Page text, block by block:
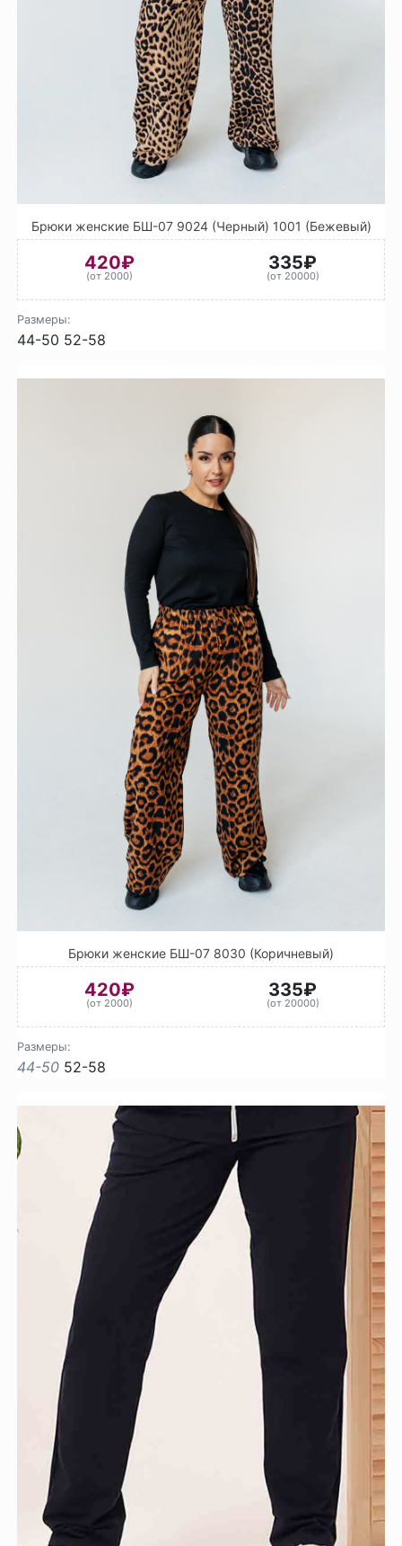
Брюки женские БШ-07 9024 (Черный) 1001 (Бежевый)
420₽
(от 2000)
335₽
(от 20000)
Размеры:
44-50 52-58
Брюки женские БШ-07 8030 (Коричневый)
420₽
(от 2000)
335₽
(от 20000)
Размеры:
44-50 52-58